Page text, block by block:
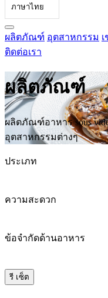
ภาษาไทย
ผลิตภัณฑ์ อุตสาหกรรม
ติดต่อเรา
ผลิตภัณฑ์
ผลิตภัณฑ์อาหาร sous
อุตสาหกรรมต่างๆ
ประเภท
ความสะดวก
ข้อจํากัดด้านอาหาร
รี เซ็ต